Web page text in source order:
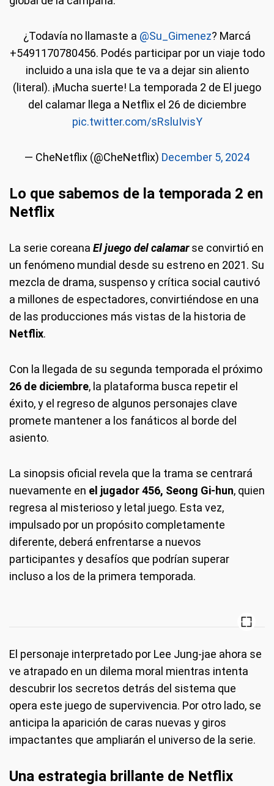
¿Todavía no llamaste a @Su_Gimenez? Marcá
+5491170780456. Podés participar por un viaje todo
incluido a una isla que te va a dejar sin aliento
(literal). ¡Mucha suerte! La temporada 2 de El juego
del calamar llega a Netflix el 26 de diciembre
pic.twitter.com/sRsluIvisY
— CheNetflix (@CheNetflix) December 5, 2024
Lo que sabemos de la temporada 2 en
Netflix
La serie coreana El juego del calamarse convirtió en
un fenómeno mundial desde su estreno en 2021. Su
mezcla de drama, suspenso y crítica social cautivó
a millones de espectadores, convirtiéndose en una
de las producciones más vistas de la historia de
Netflix.
Con la llegada de su segunda temporada el próximo
26 de diciembre, la plataforma busca repetir el
éxito, y el regreso de algunos personajes clave
promete mantener a los fanáticos al borde del
asiento.
La sinopsis oficial revela que la trama se centrará
nuevamente en el jugador 456, Seong Gi-hun, quien
regresa al misterioso y letal juego. Esta vez,
impulsado por un propósito completamente
diferente, deberá enfrentarse a nuevos
participantes y desafíos que podrían superar
incluso a los de la primera temporada.
El personaje interpretado por Lee Jung-jae ahora se
ve atrapado en un dilema moral mientras intenta
descubrir los secretos detrás del sistema que
opera este juego de supervivencia. Por otro lado, se
anticipa la aparición de caras nuevas y giros
impactantes que ampliarán el universo de la serie.
Una estrategia brillante de Netflix